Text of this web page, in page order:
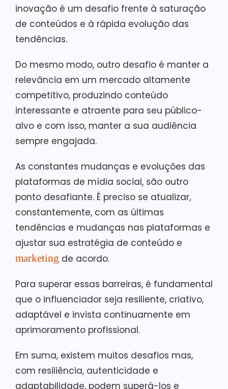
inovação é um desafio frente à saturação
de conteúdos e à rápida evolução das
tendências.
Do mesmo modo, outro desafio é manter a
relevância em um mercado altamente
competitivo, produzindo conteúdo
interessante e atraente para seu público-
alvo e com isso, manter a sua audiência
sempre engajada.
As constantes mudanças e evoluções das
plataformas de mídia social, são outro
ponto desafiante. É preciso se atualizar,
constantemente, com as últimas
tendências e mudanças nas plataformas e
ajustar sua estratégia de conteúdo e
marketing de acordo.
Para superar essas barreiras, é fundamental
que o influenciador seja resiliente, criativo,
adaptável e invista continuamente em
aprimoramento profissional.
Em suma, existem muitos desafios mas,
com resiliência, autenticidade e
adaptabilidade, podem superá-los e